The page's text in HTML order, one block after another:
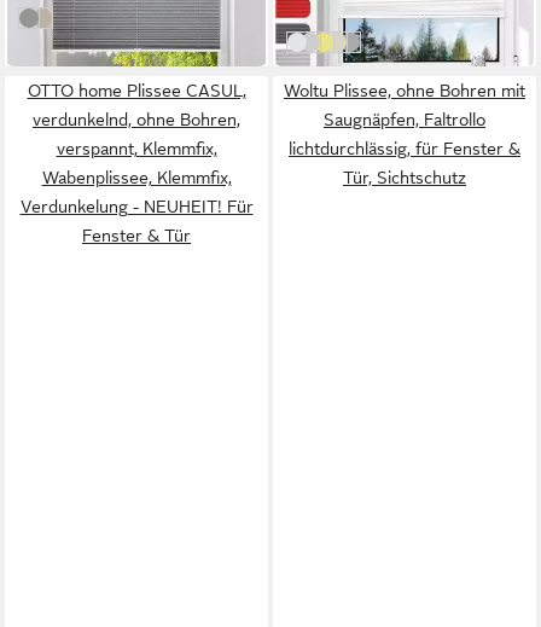
graunatur in 3-4 Werktagen bei dir
WeißAnthrazit
Gelb
Beige
Grau
OTTO home Plissee CASUL,
verdunkelnd, ohne Bohren,
verspannt, Klemmfix,
Wabenplissee, Klemmfix,
Verdunkelung - NEUHEIT! Für
Fenster & Tür
Woltu Plissee, ohne Bohren mit
Saugnäpfen, Faltrollo
lichtdurchlässig, für Fenster &
Tür, Sichtschutz